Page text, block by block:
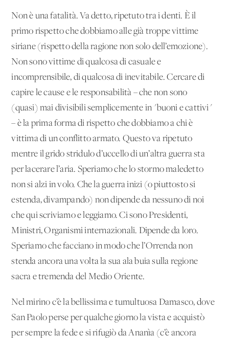
Non è una fatalità. Va detto, ripetuto tra i denti. È il
primo rispetto che dobbiamo alle già troppe vittime
siriane (rispetto della ragione non solo dell’emozione).
Non sono vittime di qualcosa di casuale e
incomprensibile, di qualcosa di inevitabile. Cercare di
capire le cause e le responsabilità – che non sono
(quasi) mai divisibili semplicemente in "buoni e cattivi"
– è la prima forma di rispetto che dobbiamo a chi è
vittima di un conflitto armato. Questo va ripetuto
mentre il grido stridulo d’uccello di un’altra guerra sta
per lacerare l’aria. Speriamo che lo stormo maledetto
non si alzi in volo. Che la guerra inizi (o piuttosto si
estenda, divampando) non dipende da nessuno di noi
che qui scriviamo e leggiamo. Ci sono Presidenti,
Ministri, Organismi internazionali. Dipende da loro.
Speriamo che facciano in modo che l’Orrenda non
stenda ancora una volta la sua ala buia sulla regione
sacra e tremenda del Medio Oriente.
Nel mirino c’è la bellissima e tumultuosa Damasco, dove
San Paolo perse per qualche giorno la vista e acquistò
per sempre la fede e si rifugiò da Ananìa (c’è ancora